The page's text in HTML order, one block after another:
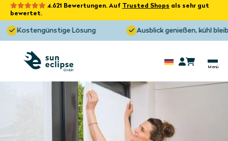
4.621 Bewertungen. Auf Trusted Shops als sehr gut
bewertet.
Kostengünstige Lösung Ausblick genießen, kühl bleiben!